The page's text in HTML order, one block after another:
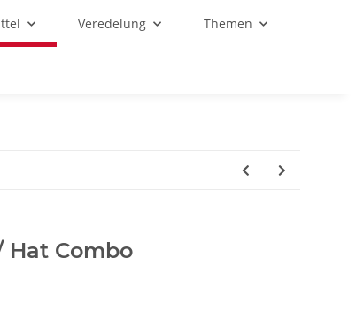
Veredelung Themen
Hat Combo